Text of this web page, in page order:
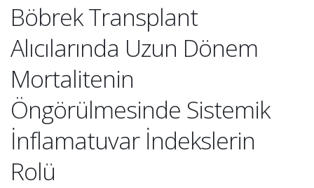
Böbrek Transplant
Alıcılarında Uzun Dönem
Mortalitenin
Öngörülmesinde Sistemik
İnflamatuvar İndekslerin
Rolü